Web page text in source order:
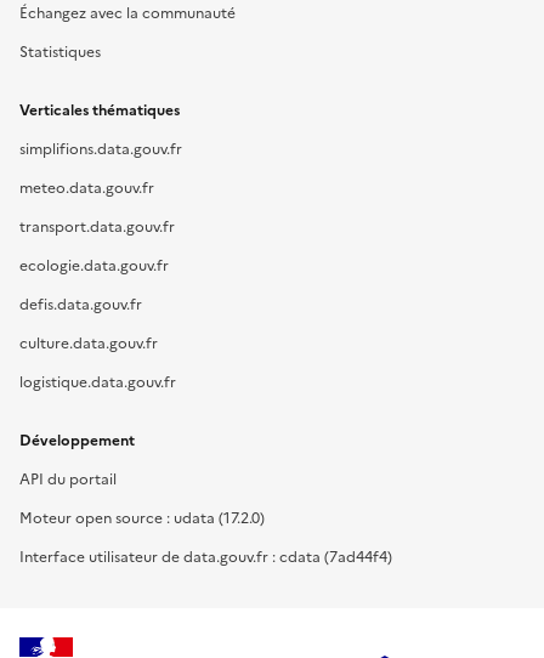
Échangez avec la communauté
Statistiques
Verticales thématiques
simplifions.data.gouv.fr
meteo.data.gouv.fr
transport.data.gouv.fr
ecologie.data.gouv.fr
defis.data.gouv.fr
culture.data.gouv.fr
logistique.data.gouv.fr
Développement
API du portail
Moteur open source : udata (17.2.0)
Interface utilisateur de data.gouv.fr : cdata (7ad44f4)